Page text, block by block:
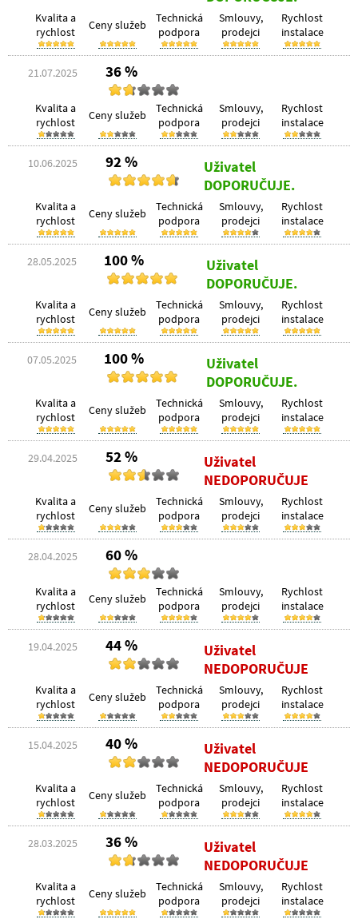
Kvalita a
rychlost
Ceny služeb
Technická
podpora
Smlouvy,
prodejci
Rychlost
instalace
21.07.2025 36 %
Kvalita a
rychlost
Ceny služeb
Technická
podpora
Smlouvy,
prodejci
Rychlost
instalace
10.06.2025 92 %
Uživatel
DOPORUČUJE.
Kvalita a
rychlost
Ceny služeb
Technická
podpora
Smlouvy,
prodejci
Rychlost
instalace
28.05.2025 100 %
Uživatel
DOPORUČUJE.
Kvalita a
rychlost
Ceny služeb
Technická
podpora
Smlouvy,
prodejci
Rychlost
instalace
07.05.2025 100 %
Uživatel
DOPORUČUJE.
Kvalita a
rychlost
Ceny služeb
Technická
podpora
Smlouvy,
prodejci
Rychlost
instalace
29.04.2025 52 %
Uživatel
NEDOPORUČUJE
Kvalita a
rychlost
Ceny služeb
Technická
podpora
Smlouvy,
prodejci
Rychlost
instalace
28.04.2025 60 %
Kvalita a
rychlost
Ceny služeb
Technická
podpora
Smlouvy,
prodejci
Rychlost
instalace
19.04.2025 44 %
Uživatel
NEDOPORUČUJE
Kvalita a
rychlost
Ceny služeb
Technická
podpora
Smlouvy,
prodejci
Rychlost
instalace
15.04.2025 40 %
Uživatel
NEDOPORUČUJE
Kvalita a
rychlost
Ceny služeb
Technická
podpora
Smlouvy,
prodejci
Rychlost
instalace
28.03.2025 36 %
Uživatel
NEDOPORUČUJE
Kvalita a
rychlost
Ceny služeb
Technická
podpora
Smlouvy,
prodejci
Rychlost
instalace